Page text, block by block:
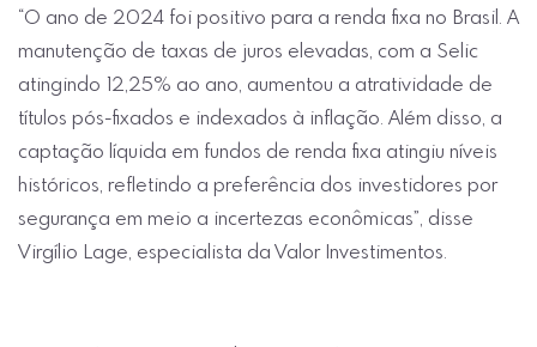
“O ano de 2024 foi positivo para a renda fixa no Brasil. A
manutenção de taxas de juros elevadas, com a Selic
atingindo 12,25% ao ano, aumentou a atratividade de
títulos pós-fixados e indexados à inflação. Além disso, a
captação líquida em fundos de renda fixa atingiu níveis
históricos, refletindo a preferência dos investidores por
segurança em meio a incertezas econômicas”, disse
Virgílio Lage, especialista da Valor Investimentos.